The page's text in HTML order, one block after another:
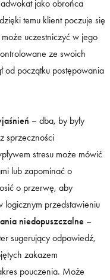
jako obrońca
temu klient poczuje się
uczestniczyć w jego
ze swoich
od początku postępowania
– dba, by były
sprzeczności
stresu może mówić
lub zapominać o
o przerwę, aby
logicznym przedstawieniu
niedopuszczalne –
sugerujący odpowiedź,
zakazem
pouczenia. Może